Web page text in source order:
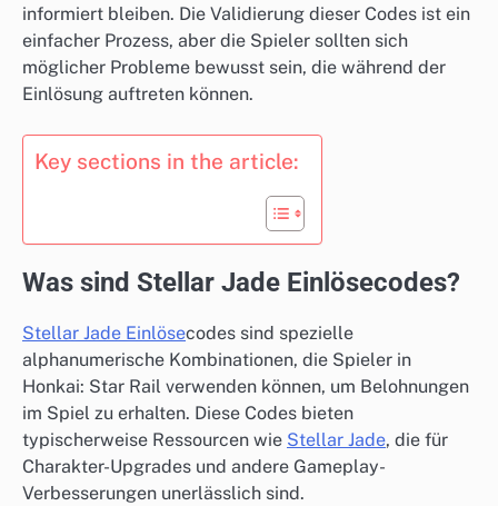
informiert bleiben. Die Validierung dieser Codes ist ein
einfacher Prozess, aber die Spieler sollten sich
möglicher Probleme bewusst sein, die während der
Einlösung auftreten können.
Key sections in the article:
Was sind Stellar Jade Einlösecodes?
Stellar Jade Einlösecodes sind spezielle
alphanumerische Kombinationen, die Spieler in
Honkai: Star Rail verwenden können, um Belohnungen
im Spiel zu erhalten. Diese Codes bieten
typischerweise Ressourcen wie Stellar Jade, die für
Charakter-Upgrades und andere Gameplay-
Verbesserungen unerlässlich sind.